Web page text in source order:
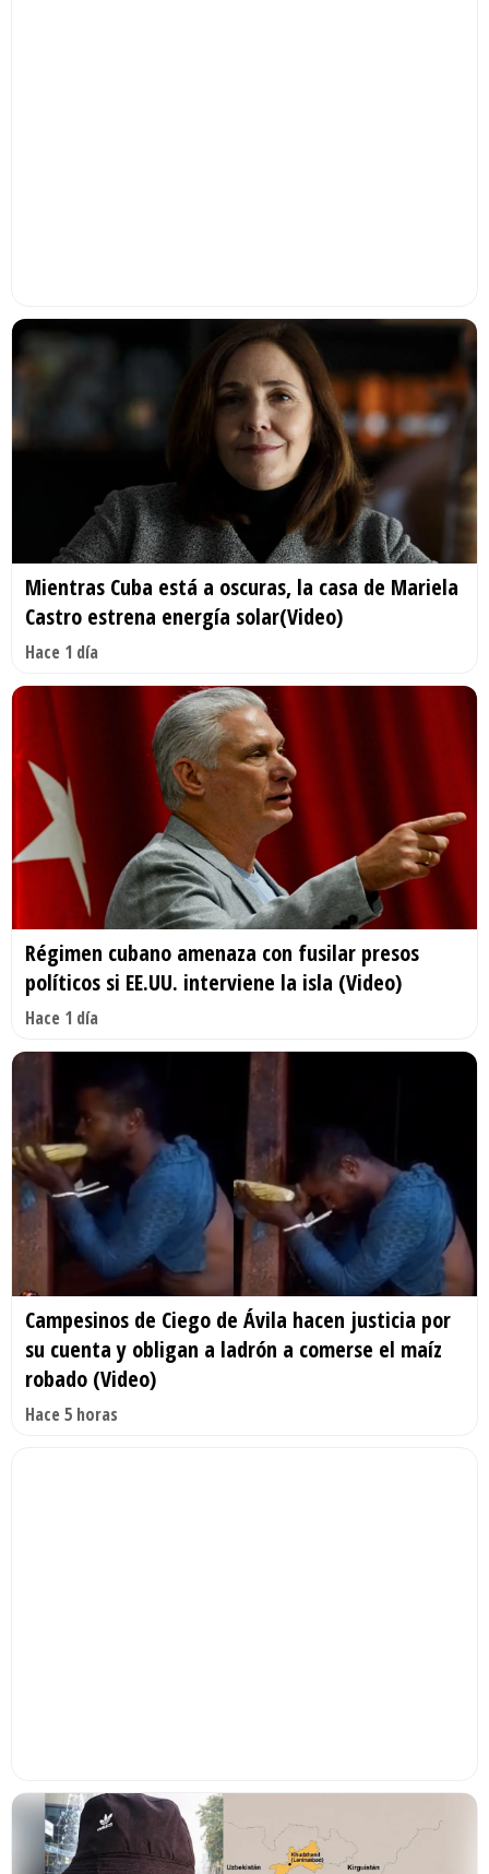
Mientras Cuba está a oscuras, la casa de Mariela
Castro estrena energía solar(Video)
Hace 1 día
Régimen cubano amenaza con fusilar presos
políticos si EE.UU. interviene la isla (Video)
Hace 1 día
Campesinos de Ciego de Ávila hacen justicia por
su cuenta y obligan a ladrón a comerse el maíz
robado (Video)
Hace 5 horas